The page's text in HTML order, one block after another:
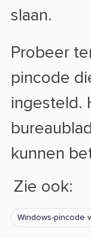
slaan.
Probeer
pincode
ingesteld.
kunnen
Zie ook:
Windows-pincode